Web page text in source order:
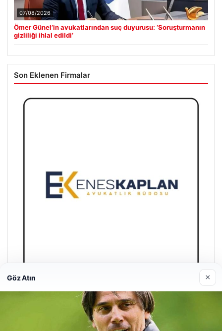
07/08/2026
Ömer Günel’in avukatlarından suç duyurusu: ‘Soruşturmanın
gizliliği ihlal edildi’
Son Eklenen Firmalar
Enes Kaplan Avukatlık Bürosu
Göz Atın ×